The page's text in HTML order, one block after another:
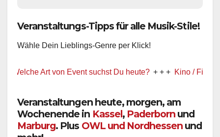
Veranstaltungs-Tipps für alle Musik-Stile!
Wähle Dein Lieblings-Genre per Klick!
Art von Event suchst Du heute? + + + Kino / Film + + +
Veranstaltungen heute, morgen, am
Wochenende in Kassel, Paderborn und
Marburg. Plus OWL und Nordhessen und